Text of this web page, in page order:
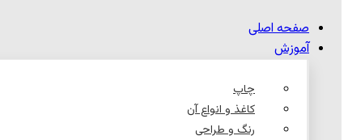
صفحه اصلی
آموزش
چاپ
کاغذ و انواع آن
رنگ و طراحی